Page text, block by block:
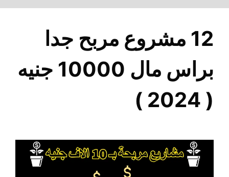
12 مشروع مربح جدا
براس مال 10000 جنيه
( 2024 )